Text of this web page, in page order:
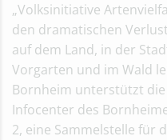
„Volksinitiative
den dramatischen
auf dem Land, in der
Vorgarten und im Wald
Bornheim unterstützt
Infocenter des
2, eine Sammelstelle für